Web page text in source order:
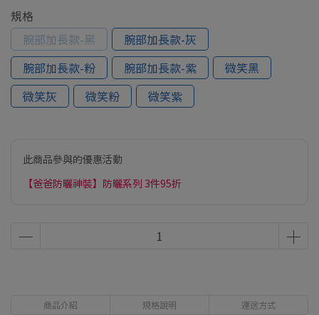
規格
腕部加長款-黑
腕部加長款-灰
腕部加長款-粉
腕部加長款-紫
微笑黑
微笑灰
微笑粉 微笑紫
此商品參與的優惠活動
【爸爸防曬神裝】防曬系列 3件95折
商品介紹 規格說明 運送方式